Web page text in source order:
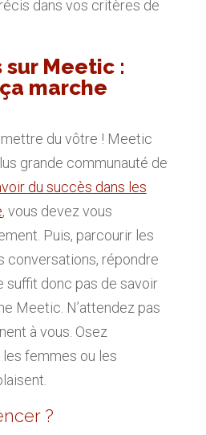
dans vos critères de
Meetic :
marche
mettre du vôtre ! Meetic
grande communauté de
du succès dans les
, vous devez vous
Puis, parcourir les
conversations, répondre
suffit donc pas de savoir
Meetic. N’attendez pas
à vous. Osez
femmes ou les
?